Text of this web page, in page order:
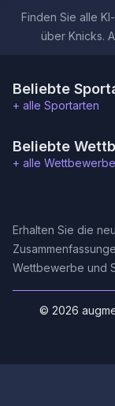
Finden Sie alle
über Knicks.
Beliebte
+ alle Sportarten
Beliebte
+ alle Wettbewerbe
Erhalten Sie die
Wettbewerbe und
© 2026